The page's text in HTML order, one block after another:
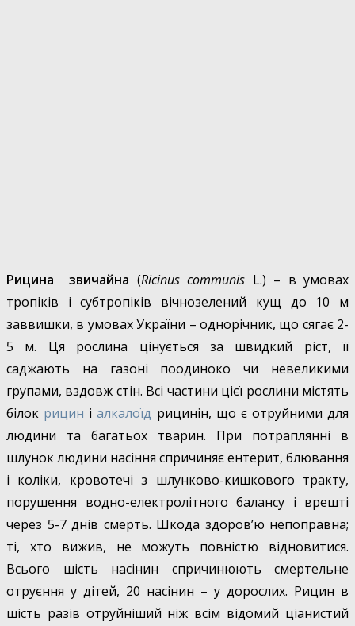
Рицина звичайна (Ricinus communis L.) – в умовах
тропіків і субтропіків вічнозелений кущ до 10 м
заввишки, в умовах України – однорічник, що сягає 2-
5 м. Ця рослина цінується за швидкий ріст, її
саджають на газоні поодиноко чи невеликими
групами, вздовж стін. Всі частини цієї рослини містять
білок рицин іалкалоїд рицинін, що є отруйними для
людини та багатьох тварин. При потраплянні в
шлунок людини насіння спричиняє ентерит, блювання
і коліки, кровотечі з шлунково-кишкового тракту,
порушення водно-електролітного балансу і врешті
через 5-7 днів смерть. Шкода здоров’ю непоправна;
ті, хто вижив, не можуть повністю відновитися.
Всього шість насінин спричинюють смертельне
отруєння у дітей, 20 насінин – у дорослих. Рицин в
шість разів отруйніший ніж всім відомий ціанистий